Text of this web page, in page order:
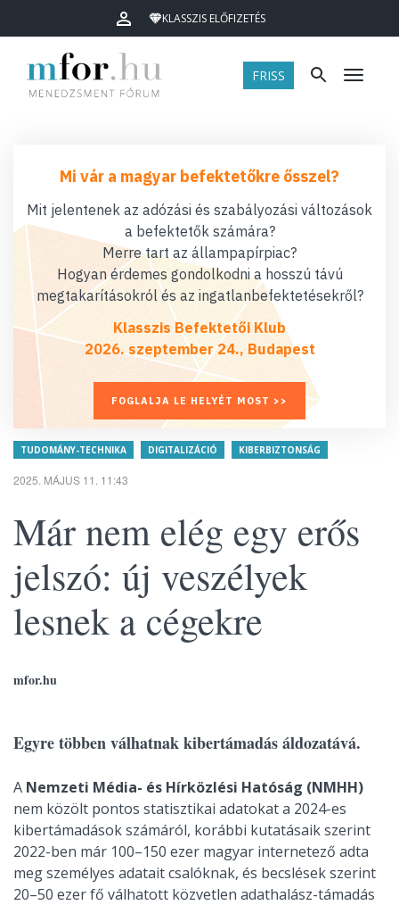
KLASSZIS ELŐFIZETÉS
FRISS Menü
Mi vár a magyar befektetőkre ősszel?
Mit jelentenek az adózási és szabályozási változások
a befektetők számára?
Merre tart az állampapírpiac?
Hogyan érdemes gondolkodni a hosszú távú
megtakarításokról és az ingatlanbefektetésekről?
Klasszis Befektetői Klub
2026. szeptember 24., Budapest
FOGLALJA LE HELYÉT MOST >>
TUDOMÁNY-TECHNIKA DIGITALIZÁCIÓ KIBERBIZTONSÁG
2025. MÁJUS 11. 11:43
Már nem elég egy erős
jelszó: új veszélyek
lesnek a cégekre
mfor.hu
Egyre többen válhatnak kibertámadás áldozatává.
A Nemzeti Média- és Hírközlési Hatóság (NMHH)
nem közölt pontos statisztikai adatokat a 2024-es
kibertámadások számáról, korábbi kutatásaik szerint
2022-ben már 100–150 ezer magyar internetező adta
meg személyes adatait csalóknak, és becslések szerint
20–50 ezer fő válhatott közvetlen adathalász-támadás